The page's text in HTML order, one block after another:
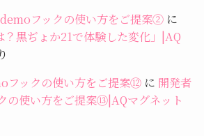
フックの使い方をご提案②に
？黒ぢょか21で体験した変化」|AQ
フックの使い方をご提案⑫に 開発者
の使い方をご提案⑬|AQマグネット